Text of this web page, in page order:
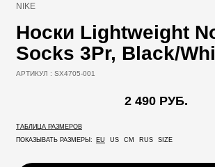
NIKE
Носки Lightweight
Socks 3Pr, Black/
АРТИКУЛ : SX4705-001
2 490 РУБ.
ТАБЛИЦА РАЗМЕРОВ
ПОКАЗЫВАТЬ РАЗМЕРЫ:
EU US CM RUS SIZE